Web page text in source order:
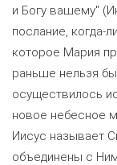
и Богу вашему"
послание, когда-
которое Мария
раньше нельзя
осуществилось
новое небесное
Иисус называет
объединены с